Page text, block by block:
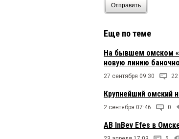
Отправить
Еще по теме
На бывшем омском
новую линию
27 сентября 09:30 22
Крупнейший омский
2 сентября 07:46 0
AB InBev Efes в